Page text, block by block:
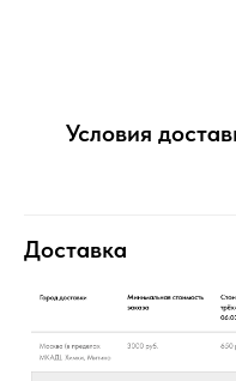
Условия
Доставка